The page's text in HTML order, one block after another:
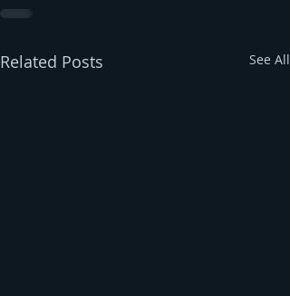
Related Posts See All